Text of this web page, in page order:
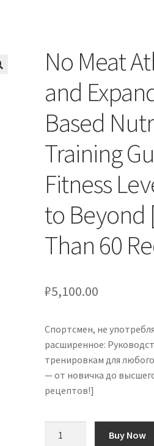
No Meat
and
Based
Training
Fitness
to Beyond
Than 60
₽5,100.00
Спортсмен, не
расширенное:
тренировкам для
— от новичка до
рецептов!]
Buy Now